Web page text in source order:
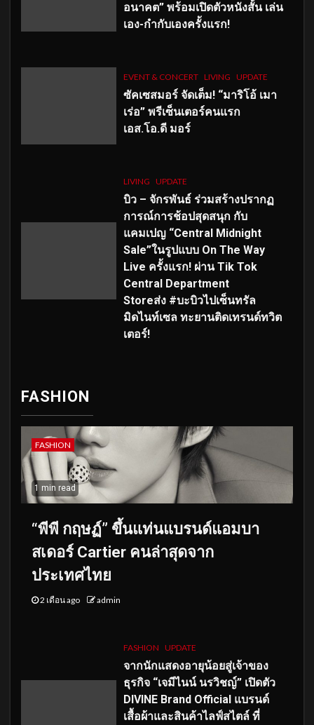
อนาคต” พร้อมเปิดตัวหนังสั้น เล่น
เอง-กำกับเองครั้งแรก!
EVENT & CONCERT LIVING UPDATE
ซัคเซสมอร์ จัดเต็ม! “มาริโอ้ เมา
เร่อ” พรีเซ็นเตอร์คนแรก
เอส.โอ.ดี มอร์
LIVING UPDATE
บิว – จักรพันธ์ ร่วมสร้างปรากฏ
การณ์การช้อปสุดสนุก กับ
แคมเปญ “Central Midnight
Sale”ในรูปแบบ On The Way
Live ครั้งแรก! ผ่าน Tik Tok
Central Department
Storeส่ง #บะบิวไปเซ็นทรัล
มิดไนท์เซล ทะยานติดเทรนด์ทวิต
เตอร์!
FASHION
FASHION
1 min read
“พีพี กฤษฏ์” ขึ้นแท่นแบรนด์แอมบา
สเดอร์ Cartier คนล่าสุดจาก
ประเทศไทย
2 เดือน ago admin
FASHION UPDATE
จากนักแสดงอายุน้อยสู่เจ้าของ
ธุรกิจ “เจมีไนน์ นรวิชญ์” เปิดตัว
DIVINE Brand Official แบรนด์
เสื้อผ้าและสินค้าไลฟ์สไตล์ ที่